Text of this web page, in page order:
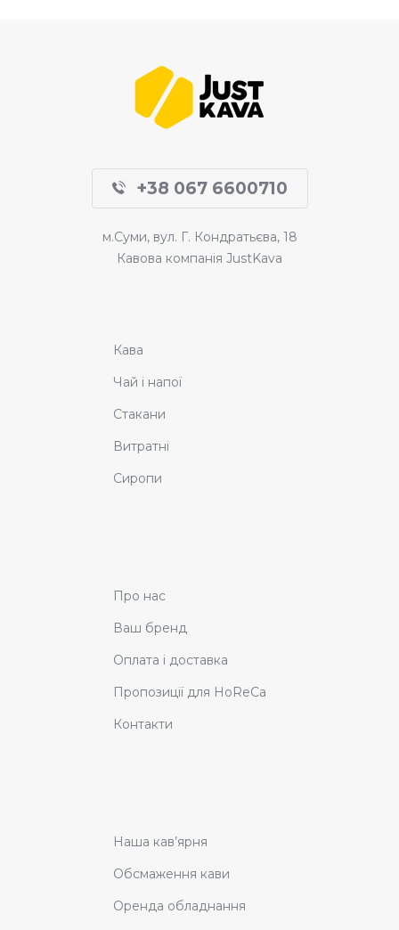
+38 067 6600710
м.Суми, вул. Г. Кондратьєва, 18
Кавова компанія JustKava
Кава
Чай і напої
Стакани
Витратні
Сиропи
Про нас
Ваш бренд
Оплата і доставка
Пропозиції для HoReCa
Контакти
Наша кав’ярня
Обсмаження кави
Оренда обладнання